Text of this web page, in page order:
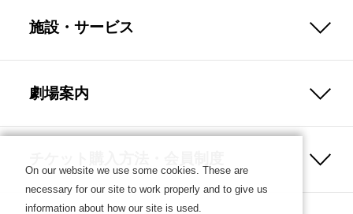
施設・サービス
劇場案内
On our website we use some cookies. These are
necessary for our site to work properly and to give us
information about how our site is used.